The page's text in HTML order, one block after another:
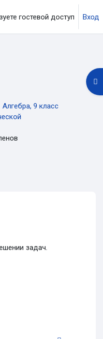
гостевой доступ Вход
Алгебра, 9 класс
задач.